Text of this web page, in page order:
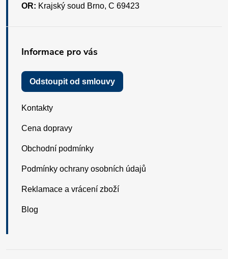
OR: Krajský soud Brno, C 69423
Informace pro vás
Odstoupit od smlouvy
Kontakty
Cena dopravy
Obchodní podmínky
Podmínky ochrany osobních údajů
Reklamace a vrácení zboží
Blog